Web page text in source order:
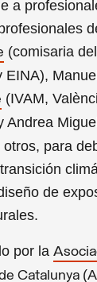
a
(comisaria
EINA),
(IVAM,
Andrea
para
de
por la
Catalunya